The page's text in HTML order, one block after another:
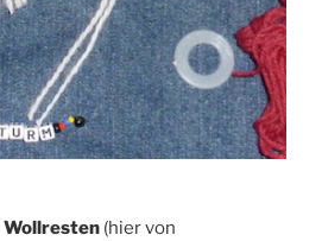
Wollresten (hier von